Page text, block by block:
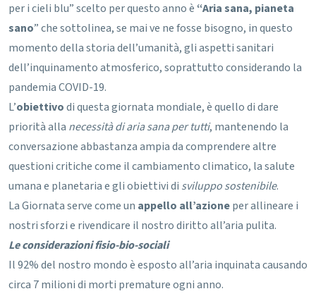
per i cieli blu” scelto per questo anno è “Aria sana, pianeta
sano” che sottolinea, se mai ve ne fosse bisogno, in questo
momento della storia dell’umanità, gli aspetti sanitari
dell’inquinamento atmosferico, soprattutto considerando la
pandemia COVID-19.
L’obiettivodi questa giornata mondiale, è quello di dare
priorità alla necessità di aria sana per tutti, mantenendo la
conversazione abbastanza ampia da comprendere altre
questioni critiche come il cambiamento climatico, la salute
umana e planetaria e gli obiettivi di sviluppo sostenibile.
La Giornata serve come un appello all’azioneper allineare i
nostri sforzi e rivendicare il nostro diritto all’aria pulita.
Le considerazioni fisio-bio-sociali
Il 92% del nostro mondo è esposto all’aria inquinata causando
circa 7 milioni di morti premature ogni anno.